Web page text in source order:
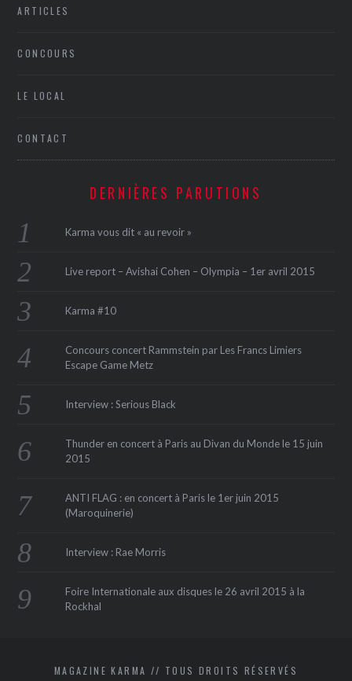
ARTICLES
CONCOURS
LE LOCAL
CONTACT
DERNIÈRES PARUTIONS
Karma vous dit « au revoir »
Live report – Avishai Cohen – Olympia – 1er avril 2015
Karma #10
Concours concert Rammstein par Les Francs Limiers
Escape Game Metz
Interview : Serious Black
Thunder en concert à Paris au Divan du Monde le 15 juin
2015
ANTI FLAG : en concert à Paris le 1er juin 2015
(Maroquinerie‏)
Interview : Rae Morris
Foire Internationale aux disques le 26 avril 2015 à la
Rockhal
MAGAZINE KARMA // TOUS DROITS RÉSERVÉS